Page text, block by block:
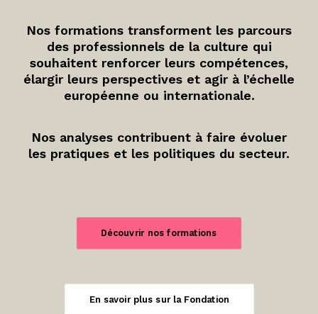
Nos formations transforment les parcours
des professionnels de la culture qui
souhaitent renforcer leurs compétences,
élargir leurs perspectives et agir à l’échelle
européenne ou internationale.
Nos analyses contribuent à faire évoluer
les pratiques et les politiques du secteur.
Découvrir nos formations
En savoir plus sur la Fondation